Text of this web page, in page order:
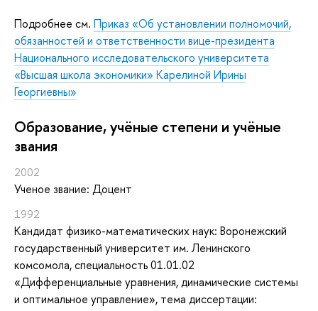
Подробнее см. Приказ «Об установлении полномочий,
обязанностей и ответственности вице-президента
Национального исследовательского университета
«Высшая школа экономики» Карелиной Ирины
Георгиевны»
Oбразование, учёные степени и учёные
звания
2002
Ученое звание: Доцент
1992
Кандидат физико-математических наук: Воронежский
государственный университет им. Ленинского
комсомола, специальность 01.01.02
«Дифференциальные уравнения, динамические системы
и оптимальное управление», тема диссертации: